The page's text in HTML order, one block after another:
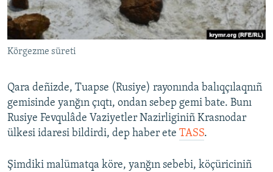
Русский
Українською
RFE/RS bütün saytları
Körgezme süreti
Qara deñizde, Tuapse (Rusiye) rayonında balıqçılaqnıñ
gemisinde yanğın çıqtı, ondan sebep gemi batе. Bunı
Rusiye Fevqulâde Vaziyetler Nazirliginiñ Krasnodar
ülkesi idaresi bildirdi, dep haber ete TASS.
Şimdiki malümatqa köre, yanğın sebebi, köçüriciniñ